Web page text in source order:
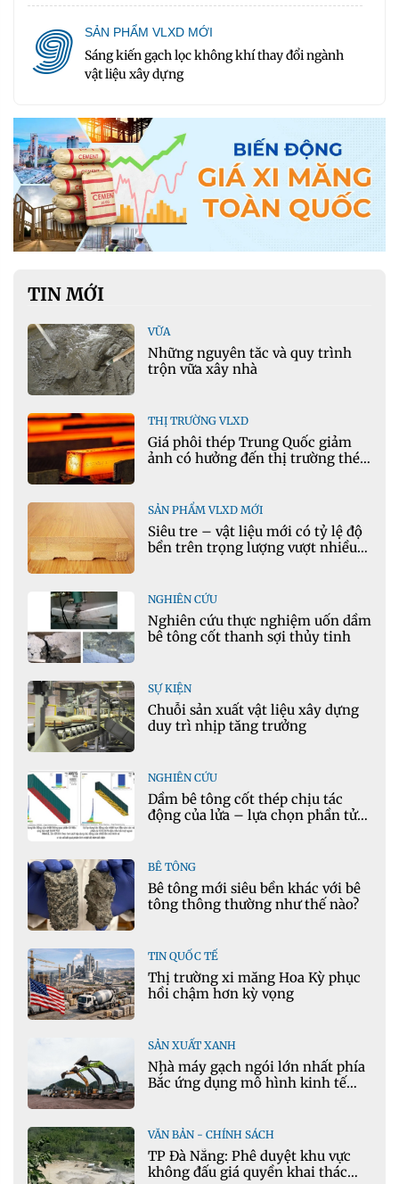
9 SẢN PHẨM VLXD MỚI
Sáng kiến gạch lọc không khí thay đổi ngành
vật liệu xây dựng
TIN MỚI
VỮA
Những nguyên tắc và quy trình
trộn vữa xây nhà
THỊ TRƯỜNG VLXD
Giá phôi thép Trung Quốc giảm
ảnh có hưởng đến thị trường thép
SẢN PHẨM VLXD MỚI
Siêu tre – vật liệu mới có tỷ lệ độ
bền trên trọng lượng vượt nhiều
NGHIÊN CỨU
Nghiên cứu thực nghiệm uốn dầm
bê tông cốt thanh sợi thủy tinh
SỰ KIỆN
Chuỗi sản xuất vật liệu xây dựng
duy trì nhịp tăng trưởng
NGHIÊN CỨU
Dầm bê tông cốt thép chịu tác
động của lửa – lựa chọn phần tử
BÊ TÔNG
Bê tông mới siêu bền khác với bê
tông thông thường như thế nào?
TIN QUỐC TẾ
Thị trường xi măng Hoa Kỳ phục
hồi chậm hơn kỳ vọng
SẢN XUẤT XANH
Nhà máy gạch ngói lớn nhất phía
Bắc ứng dụng mô hình kinh tế
VĂN BẢN - CHÍNH SÁCH
TP Đà Nẵng: Phê duyệt khu vực
không đấu giá quyền khai thác